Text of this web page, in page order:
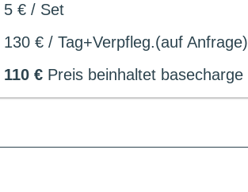
5 € / Set
130 € / Tag+Verpfleg.(auf Anfrage)
110 € Preis beinhaltet basecharge